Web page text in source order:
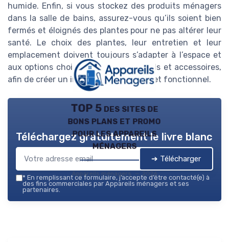
humide. Enfin, si vous stockez des produits ménagers
dans la salle de bains, assurez-vous qu’ils soient bien
fermés et éloignés des plantes pour ne pas altérer leur
santé. Le choix des plantes, leur entretien et leur
emplacement doivent toujours s’adapter à l’espace et
aux options choisies pour vos appareils et accessoires,
afin de créer un intérieur harmonieux et fonctionnel.
TOP 5 des sites de
bons plans et promo
pour les appareils
ménagers
Appareils ménagers — 2026
Téléchargez gratuitement le livre blanc
➔ Télécharger
* En remplissant ce formulaire, j’accepte d’être contacté(e) à
des fins commerciales par Appareils ménagers et ses
partenaires.